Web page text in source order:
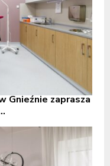
Gnieźnie zaprasza